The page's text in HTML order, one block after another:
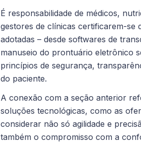
É responsabilidade de médicos,
gestores de clínicas certificarem-se
adotadas – desde softwares de
manuseio do prontuário eletrônico
princípios de segurança,
do paciente.
A conexão com a seção anterior
soluções tecnológicas, como as
considerar não só agilidade e
também o compromisso com a